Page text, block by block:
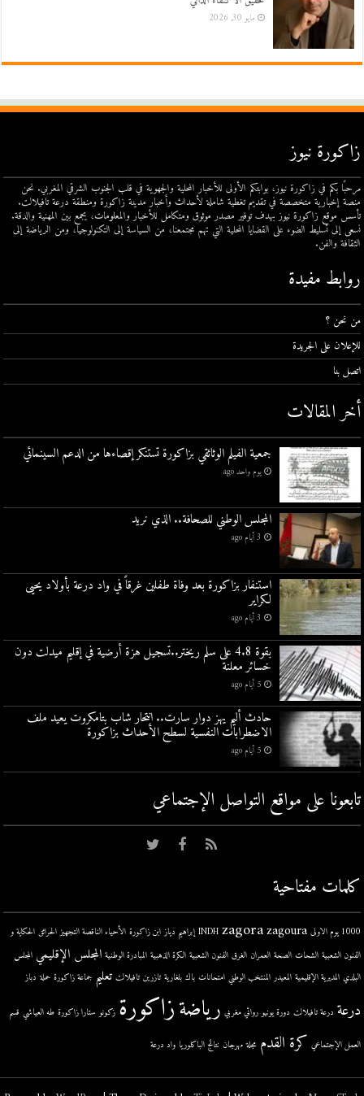
مايو 30, 2026
زاكورة نيوز
مرحبًا بكم في زاكورة نيوز، بوابتكم الأولى للأخبار المحلية والجهوية في قلب الجنوب الشرقي المغربي. نحن
منصة إخبارية متخصصة في تقديم تغطية شاملة لأحداث وأخبار مدينة زاكورة ومنطقة درعة تافيلالت.
تأسس موقع زاكورة نيوز بهدف توفير مصدر موثوق ومتكامل للأخبار والمعلومات، يجمع بين المهنية والدقة.
نسعى إلى تسليط الضوء على القضايا المحلية التي تهم مجتمعنا، من السياسة إلى التكنولوجيا، ومن الرياضة إلى
الثقافة والفن.
روابط مفيدة
من نحن ؟
للإعلان على الجريدة
اتصل بنا
أخر المقالات
جمعية الفيلم الوثائقي بزاكورة تستنكر إقصاءها من الدعم السينمائي
يوم واحد ago
المجلس الوطني للصحافة.. الذي نريد
3 أيام ago
استنفار بزاكورة بعد وفاة طفلين غرقاً في واد درعة بأولاد يحيى
لكراير
3 أيام ago
بقوة 4.8 على سلم ريختر..تسجيل هزة أرضية في إقليم ميدلت دون
خسائر معلنة
5 أيام ago
حادث أليم يهز دوار سارت.. انتحار شاب بتامكروت يعيد ملف
الاضطرابات النفسية لسطح الأحداث بزاكورة
5 أيام ago
تابعونا على مواقع التواصل اﻹجتماعي
كلمات مفتاحية
1000 يوم الاولى INDH zagora zagoura إبراهيم دياز ابن زاكورة الأحياء الناقصة التجهيز الحرائق الحكاية و
الفنون الشعبية الشحات الصحة العمران الغرق الفنون الشعبية الكرة الذهبية المبادرة الوطنية المجلس الإقليمي المجلس
البلدي المديرية الإقليمية المعيدر المنتخب الوطني امتحانات باك بلغارية تازرين تافيلالت تعليم جماعة زاكورة حملة دباز
درعة درعة تافيلالت دورة يونيو روائي مغربي رياضةزاكورة زكونو ستارا زاكورة طه العياشي قسم
العمل الإجتماعي كرة القدم مجلة مهرجان نتائج الباكلوريا واد درعة